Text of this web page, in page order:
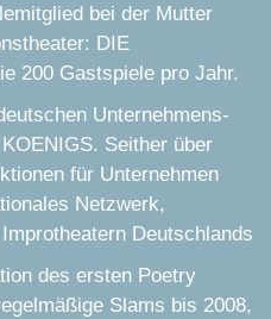
bei der Mutter
DIE
200 Gastspiele pro Jahr.
Unternehmens-
Seither über
für Unternehmen
Netzwerk,
Deutschlands
des ersten Poetry
Slams bis 2008,